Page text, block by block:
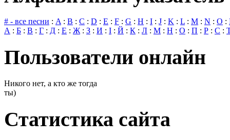
# - все песни : A : B : C : D : E : F : G : H : I : J : K : L : M : N : O :
А : Б : В : Г : Д : Е : Ж : З : И : І : Й : К : Л : М : Н : О : П : Р : С :
Пользователи онлайн
Никого нет, а кто же тогда
ты)
Статистика сайта